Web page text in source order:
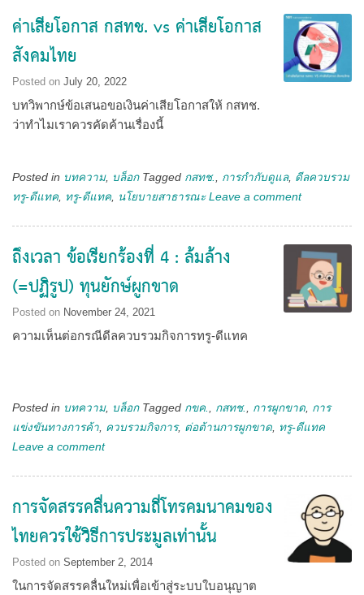
ค่าเสียโอกาส กสทช. vs ค่าเสียโอกาส
สังคมไทย
Posted on July 20, 2022
บทวิพากษ์ข้อเสนอขอเงินค่าเสียโอกาสให้ กสทช.
ว่าทำไมเราควรคัดค้านเรื่องนี้
Posted in บทความ, บล็อก Tagged กสทช., การกำกับดูแล, ดีลควบรวม
ทรู-ดีแทค, ทรู-ดีแทค, นโยบายสาธารณะ Leave a comment
ถึงเวลา ข้อเรียกร้องที่ 4 : ล้มล้าง
(=ปฏิรูป) ทุนยักษ์ผูกขาด
Posted on November 24, 2021
ความเห็นต่อกรณีดีลควบรวมกิจการทรู-ดีแทค
Posted in บทความ, บล็อก Tagged กขค., กสทช., การผูกขาด, การ
แข่งขันทางการค้า, ควบรวมกิจการ, ต่อต้านการผูกขาด, ทรู-ดีแทค
Leave a comment
การจัดสรรคลื่นความถี่โทรคมนาคมของ
ไทยควรใช้วิธีการประมูลเท่านั้น
Posted on September 2, 2014
ในการจัดสรรคลื่นใหม่เพื่อเข้าสู่ระบบใบอนุญาต